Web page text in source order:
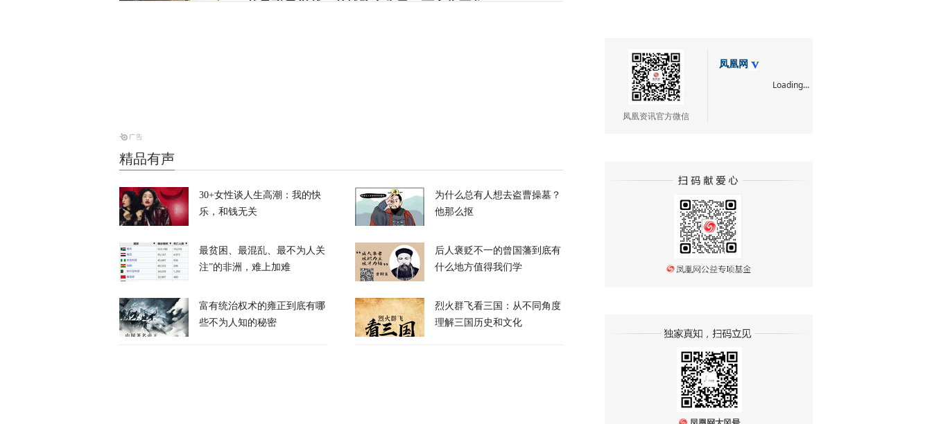
28枚导弹零拦截！基辅防空失灵，西方靠不住了
天下事
岛内演习首日，台军丢盔弃甲，赖清德深夜逃跑，赌解放军
精品有声
30+女性谈人生高潮：我的快
乐，和钱无关
为什么总有人想去盗曹操墓？
他那么抠
最贫困、最混乱、最不为人关
注”的非洲，难上加难
后人褒贬不一的曾国藩到底有
什么地方值得我们学
富有统治权术的雍正到底有哪
些不为人知的秘密
烈火群飞看三国：从不同角度
理解三国历史和文化
凤凰资讯官方微信
凤凰网
Loading...